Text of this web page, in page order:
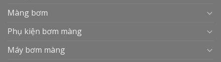
Màng bơm
Phụ kiện bơm màng
Máy bơm màng